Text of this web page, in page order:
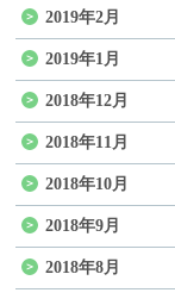
2019年2月
2019年1月
2018年12月
2018年11月
2018年10月
2018年9月
2018年8月